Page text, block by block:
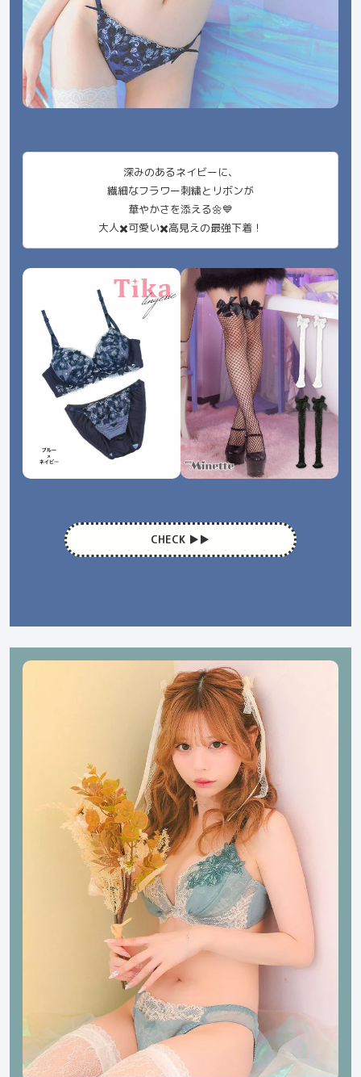
深みのあるネイビーに、
繊細なフラワー刺繍とリボンが
華やかさを添える🌼💙
大人✖️可愛い✖️高見えの最強下着！
CHECK ▶︎▶︎